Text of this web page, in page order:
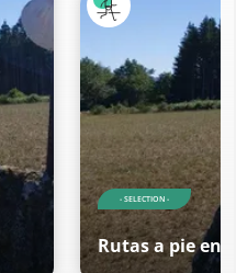
- SELECTION -
Rutas a pie en